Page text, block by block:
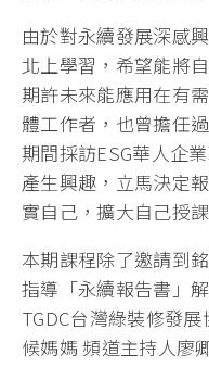
由於對永續發展深感
北上學習，希望能將
期許未來能應用在有
體工作者，也曾擔任
期間採訪ESG華人企
產生興趣，立馬決定
實自己，擴大自己授
本期課程除了邀請到
指導「永續報告書」
TGDC台灣綠裝修發
候媽媽 頻道主持人廖